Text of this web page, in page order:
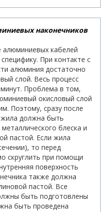
наконечников
алюминиевых кабелей
При контакте с
алюминия достаточно
слой. Весь процесс
Проблема в том,
окисловый слой
Поэтому, сразу после
жила должна быть
блеска и
пастой. Если жила
то перед
скруглить при помощи
поверхность
также должна
пастой. Все
быть подготовлены
быть проведена